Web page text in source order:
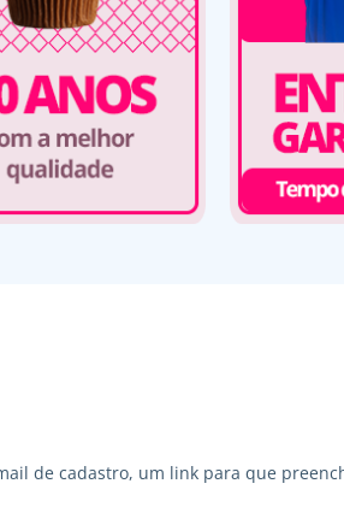
de cadastro, um link para que